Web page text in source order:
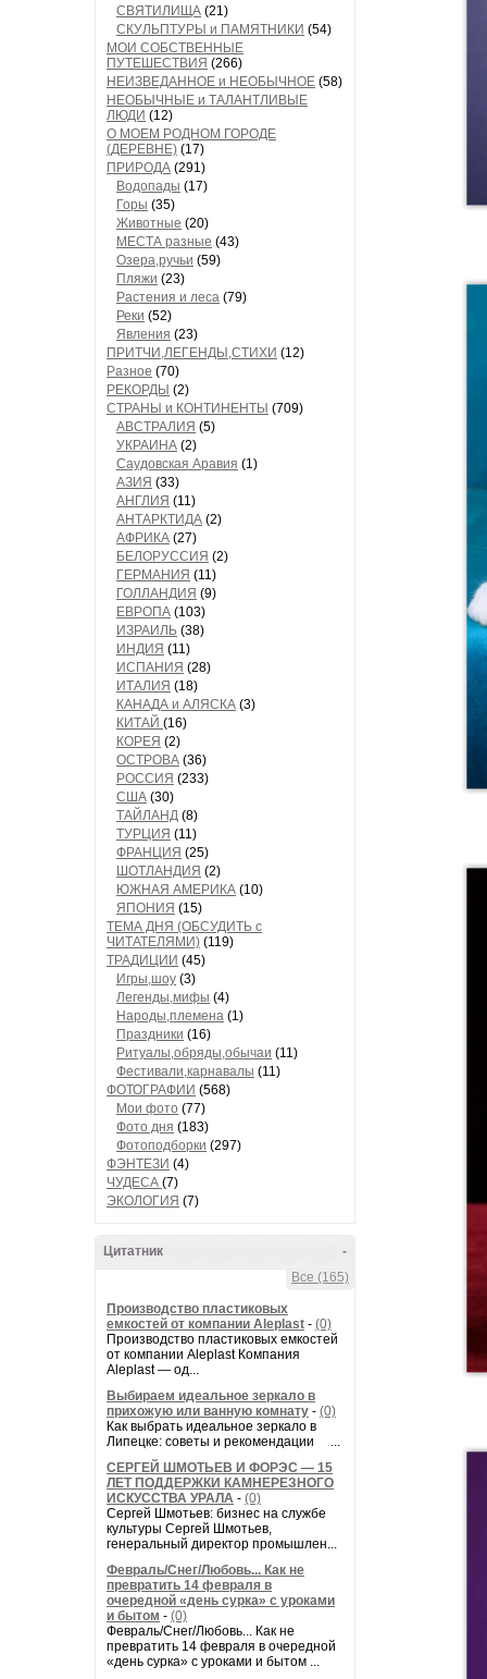
СВЯТИЛИЩА (21)
СКУЛЬПТУРЫ и ПАМЯТНИКИ (54)
МОИ СОБСТВЕННЫЕ
ПУТЕШЕСТВИЯ (266)
НЕИЗВЕДАННОЕ и НЕОБЫЧНОЕ (58)
НЕОБЫЧНЫЕ и ТАЛАНТЛИВЫЕ
ЛЮДИ (12)
О МОЕМ РОДНОМ ГОРОДЕ
(ДЕРЕВНЕ) (17)
ПРИРОДА (291)
Водопады (17)
Горы (35)
Животные (20)
МЕСТА разные (43)
Озера,ручьи (59)
Пляжи (23)
Растения и леса (79)
Реки (52)
Явления (23)
ПРИТЧИ,ЛЕГЕНДЫ,СТИХИ (12)
Разное (70)
РЕКОРДЫ (2)
СТРАНЫ и КОНТИНЕНТЫ (709)
АВСТРАЛИЯ (5)
УКРАИНА (2)
Саудовская Аравия (1)
АЗИЯ (33)
АНГЛИЯ (11)
АНТАРКТИДА (2)
АФРИКА (27)
БЕЛОРУССИЯ (2)
ГЕРМАНИЯ (11)
ГОЛЛАНДИЯ (9)
ЕВРОПА (103)
ИЗРАИЛЬ (38)
ИНДИЯ (11)
ИСПАНИЯ (28)
ИТАЛИЯ (18)
КАНАДА и АЛЯСКА (3)
КИТАЙ (16)
КОРЕЯ (2)
ОСТРОВА (36)
РОССИЯ (233)
США (30)
ТАЙЛАНД (8)
ТУРЦИЯ (11)
ФРАНЦИЯ (25)
ШОТЛАНДИЯ (2)
ЮЖНАЯ АМЕРИКА (10)
ЯПОНИЯ (15)
ТЕМА ДНЯ (ОБСУДИТЬ с
ЧИТАТЕЛЯМИ) (119)
ТРАДИЦИИ (45)
Игры,шоу (3)
Легенды,мифы (4)
Народы,племена (1)
Праздники (16)
Ритуалы,обряды,обычаи (11)
Фестивали,карнавалы (11)
ФОТОГРАФИИ (568)
Мои фото (77)
Фото дня (183)
Фотоподборки (297)
ФЭНТЕЗИ (4)
ЧУДЕСА (7)
ЭКОЛОГИЯ (7)
-
Цитатник
Все (165)
Производство пластиковых
емкостей от компании Aleplast - (0)
Производство пластиковых емкостей
от компании Aleplast Компания
Aleplast — од...
Выбираем идеальное зеркало в
прихожую или ванную комнату - (0)
Как выбрать идеальное зеркало в
Липецке: советы и рекомендации ...
СЕРГЕЙ ШМОТЬЕВ И ФОРЭС — 15
ЛЕТ ПОДДЕРЖКИ КАМНЕРЕЗНОГО
ИСКУССТВА УРАЛА - (0)
Сергей Шмотьев: бизнес на службе
культуры Сергей Шмотьев,
генеральный директор промышлен...
Февраль/Снег/Любовь... Как не
превратить 14 февраля в
очередной «день сурка» с уроками
и бытом - (0)
Февраль/Снег/Любовь... Как не
превратить 14 февраля в очередной
«день сурка» с уроками и бытом ...